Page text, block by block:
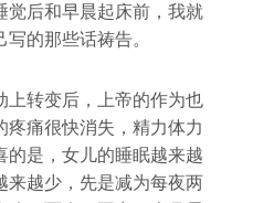
觉后和早晨起床前，我就
的那些话祷告。
上转变后，上帝的作为也
疼痛很快消失，精力体力
的是，女儿的睡眠越来越
来越少，先是减为每夜两